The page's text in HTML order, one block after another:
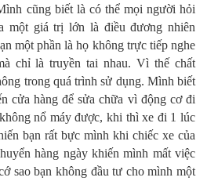
cũng biết là có thể mọi người hỏi
một giá trị lớn là điều đương nhiên
một phần là họ không trực tiếp nghe
chỉ là truyền tai nhau. Vì thế chất
trong quá trình sử dụng. Mình biết
cửa hàng để sửa chữa vì động cơ đi
nổ máy được, khi thì xe đi 1 lúc
bạn rất bực mình khi chiếc xe của
hàng ngày khiến mình mất việc
sao bạn không đầu tư cho mình một